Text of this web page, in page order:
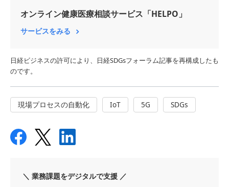
オンライン健康医療相談サービス「HELPO」
サービスをみる
日経ビジネスの許可により、日経SDGsフォーラム記事を再構成したも
のです。
現場プロセスの自動化 IoT 5G SDGs
＼ 業務課題をデジタルで支援 ／